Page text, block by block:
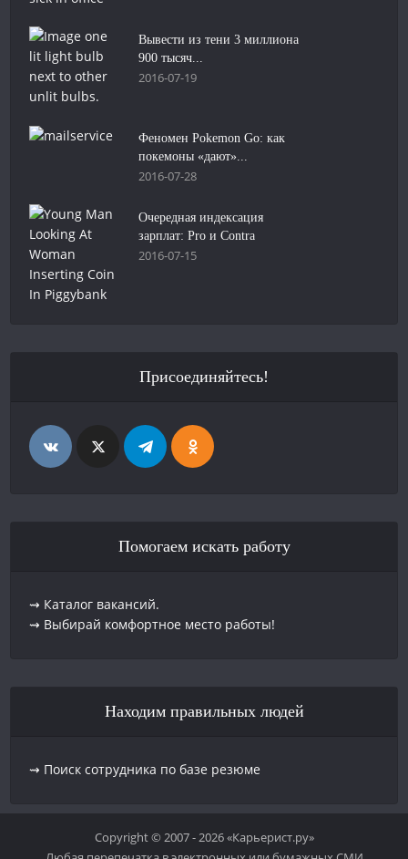
Вывести из тени 3 миллиона
900 тысяч...
2016-07-19
Феномен Pokemon Go: как
покемоны «дают»...
2016-07-28
Очередная индексация
зарплат: Pro и Contra
2016-07-15
Присоединяйтесь!
Помогаем искать работу
⇝ Каталог вакансий.
⇝ Выбирай комфортное место работы!
Находим правильных людей
⇝ Поиск сотрудника по базе резюме
Copyright © 2007 - 2026 «Карьерист.ру»